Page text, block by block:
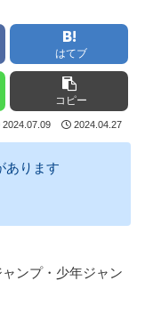
はてブ
コピー
2024.07.09 2024.04.27
あります
ンプ・少年ジャン